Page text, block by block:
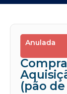
Anulada
(pão de